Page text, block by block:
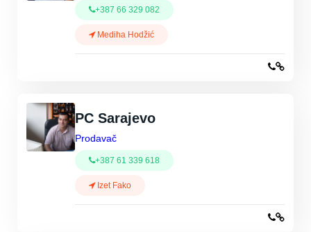
+387 66 329 082
Mediha Hodžić
PC Sarajevo
Prodavač
+387 61 339 618
Izet Fako